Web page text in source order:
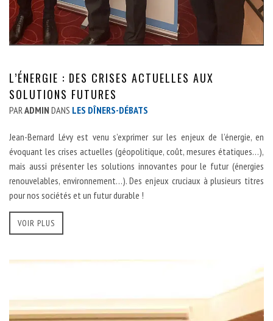
L’ÉNERGIE : DES CRISES ACTUELLES AUX
SOLUTIONS FUTURES
PAR ADMIN DANS LES DÎNERS-DÉBATS
Jean-Bernard Lévy est venu s’exprimer sur les enjeux de l’énergie, en
évoquant les crises actuelles (géopolitique, coût, mesures étatiques…),
mais aussi présenter les solutions innovantes pour le futur (énergies
renouvelables, environnement…). Des enjeux cruciaux à plusieurs titres
pour nos sociétés et un futur durable !
VOIR PLUS